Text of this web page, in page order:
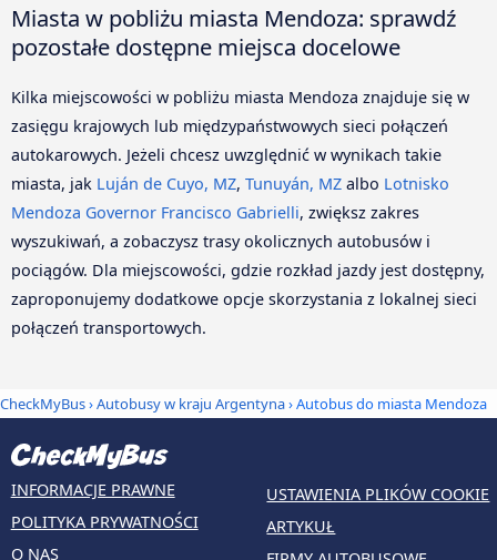
Miasta w pobliżu miasta Mendoza: sprawdź
pozostałe dostępne miejsca docelowe
Kilka miejscowości w pobliżu miasta Mendoza znajduje się w
zasięgu krajowych lub międzypaństwowych sieci połączeń
autokarowych. Jeżeli chcesz uwzględnić w wynikach takie
miasta, jak Luján de Cuyo, MZ, Tunuyán, MZ albo Lotnisko
Mendoza Governor Francisco Gabrielli, zwiększ zakres
wyszukiwań, a zobaczysz trasy okolicznych autobusów i
pociągów. Dla miejscowości, gdzie rozkład jazdy jest dostępny,
zaproponujemy dodatkowe opcje skorzystania z lokalnej sieci
połączeń transportowych.
CheckMyBus›Autobusy w kraju Argentyna› Autobus do miasta Mendoza
INFORMACJE PRAWNE
POLITYKA PRYWATNOŚCI
O NAS
USTAWIENIA PLIKÓW COOKIE
ARTYKUŁ